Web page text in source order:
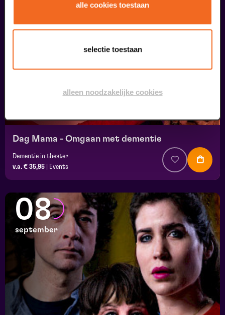
alle cookies toestaan
selectie toestaan
alleen noodzakelijke cookies
Dag Mama - Omgaan met dementie
Dementie in theater
v.a. € 35,95
Events
08
september